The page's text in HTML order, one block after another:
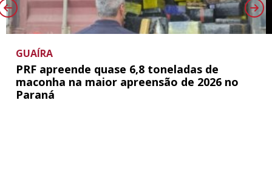
GUAÍRA
PRF apreende quase 6,8 toneladas de
maconha na maior apreensão de 2026 no
Paraná